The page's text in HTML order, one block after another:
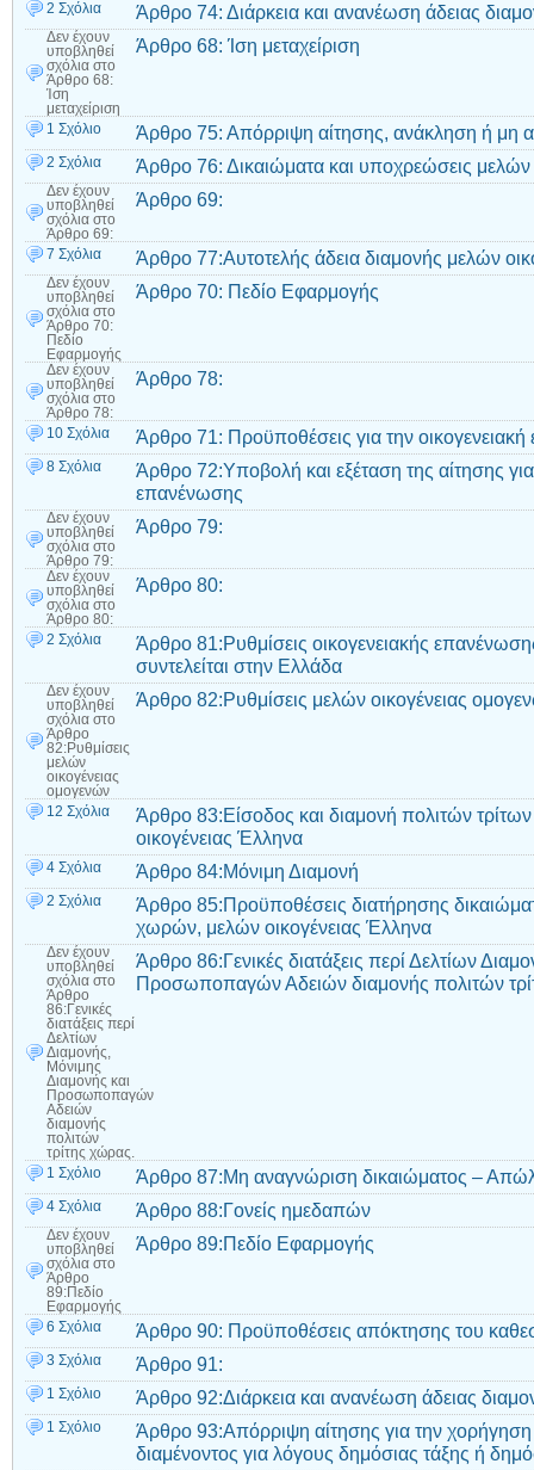
2 Σχόλια Άρθρο 74: Διάρκεια και ανανέωση άδειας
Δεν έχουν
υποβληθεί
σχόλια στο
Άρθρο 68:
Ίση
μεταχείριση
Άρθρο 68: Ίση μεταχείριση
1 Σχόλιο Άρθρο 75: Απόρριψη αίτησης, ανάκληση ή μη
2 Σχόλια Άρθρο 76: Δικαιώματα και υποχρεώσεις μελών
Δεν έχουν
υποβληθεί
σχόλια στο
Άρθρο 69:
Άρθρο 69:
7 Σχόλια Άρθρο 77:Αυτοτελής άδεια διαμονής μελών
Δεν έχουν
υποβληθεί
σχόλια στο
Άρθρο 70:
Πεδίο
Εφαρμογής
Άρθρο 70: Πεδίο Εφαρμογής
Δεν έχουν
υποβληθεί
σχόλια στο
Άρθρο 78:
Άρθρο 78:
10 Σχόλια Άρθρο 71: Προϋποθέσεις για την
8 Σχόλια
Άρθρο 72:Υποβολή και εξέταση της αίτησης για
επανένωσης
Δεν έχουν
υποβληθεί
σχόλια στο
Άρθρο 79:
Άρθρο 79:
Δεν έχουν
υποβληθεί
σχόλια στο
Άρθρο 80:
Άρθρο 80:
2 Σχόλια
Άρθρο 81:Ρυθμίσεις οικογενειακής
συντελείται στην Ελλάδα
Δεν έχουν
υποβληθεί
σχόλια στο
Άρθρο
82:Ρυθμίσεις
μελών
οικογένειας
ομογενών
Άρθρο 82:Ρυθμίσεις μελών οικογένειας
12 Σχόλια
Άρθρο 83:Είσοδος και διαμονή πολιτών
οικογένειας Έλληνα
4 Σχόλια Άρθρο 84:Μόνιμη Διαμονή
2 Σχόλια
Άρθρο 85:Προϋποθέσεις διατήρησης
χωρών, μελών οικογένειας Έλληνα
Δεν έχουν
υποβληθεί
σχόλια στο
Άρθρο
86:Γενικές
διατάξεις περί
Δελτίων
Διαμονής,
Μόνιμης
Διαμονής και
Προσωποπαγών
Αδειών
διαμονής
πολιτών
τρίτης χώρας.
Άρθρο 86:Γενικές διατάξεις περί Δελτίων
Προσωποπαγών Αδειών διαμονής πολιτών
1 Σχόλιο Άρθρο 87:Μη αναγνώριση δικαιώματος –
4 Σχόλια Άρθρο 88:Γονείς ημεδαπών
Δεν έχουν
υποβληθεί
σχόλια στο
Άρθρο
89:Πεδίο
Εφαρμογής
Άρθρο 89:Πεδίο Εφαρμογής
6 Σχόλια Άρθρο 90: Προϋποθέσεις απόκτησης του
3 Σχόλια Άρθρο 91:
1 Σχόλιο Άρθρο 92:Διάρκεια και ανανέωση άδειας
1 Σχόλιο
Άρθρο 93:Απόρριψη αίτησης για την χορήγηση
διαμένοντος για λόγους δημόσιας τάξης ή